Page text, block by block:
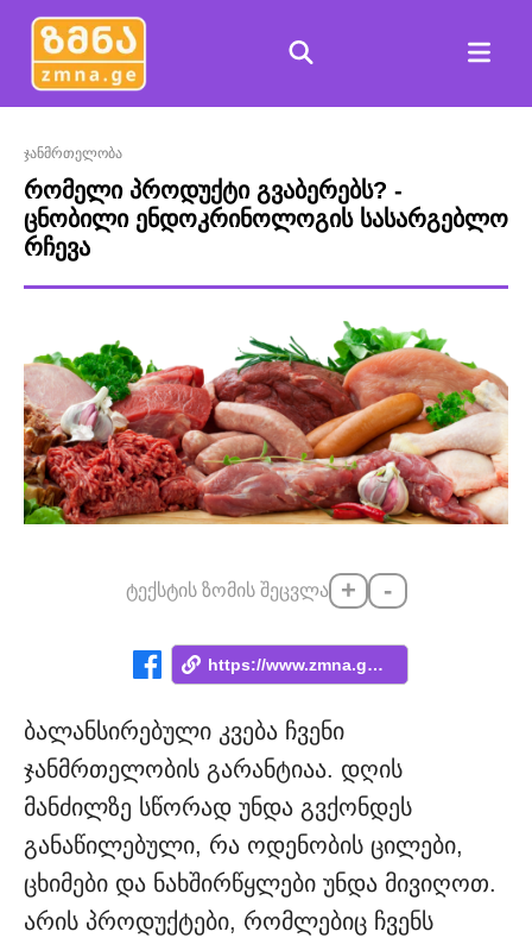
ჯანმრთელობა
რომელი პროდუქტი გვაბერებს? -
ცნობილი ენდოკრინოლოგის სასარგებლო
რჩევა
ტექსტის ზომის შეცვლა + -
https://www.zmna.ge/news/romeli-produkti...
ბალანსირებული კვება ჩვენი
ჯანმრთელობის გარანტიაა. დღის
მანძილზე სწორად უნდა გვქონდეს
განაწილებული, რა ოდენობის ცილები,
ცხიმები და ნახშირწყლები უნდა მივიღოთ.
არის პროდუქტები, რომლებიც ჩვენს